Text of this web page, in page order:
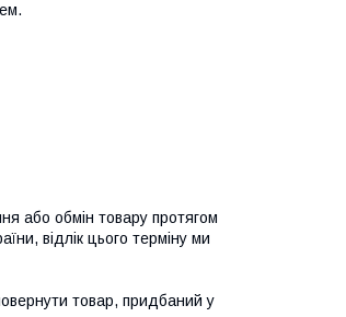
або обмін товару протягом
відлік цього терміну ми
товар, придбаний у